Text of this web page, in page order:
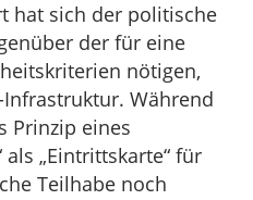
hat sich der politische
der für eine
nötigen,
Während
Prinzip eines
„Eintrittskarte“ für
Teilhabe noch